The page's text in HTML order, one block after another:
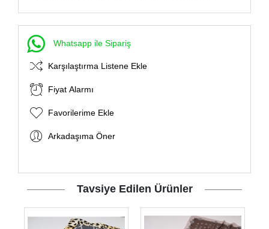
Whatsapp ile Sipariş
Karşılaştırma Listene Ekle
Fiyat Alarmı
Favorilerime Ekle
Arkadaşıma Öner
Tavsiye Edilen Ürünler